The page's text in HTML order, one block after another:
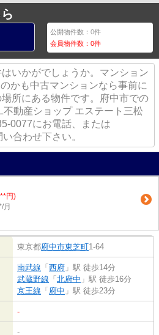
公開物件数：0件
会員物件数：0件
いかがでしょうか。マンション
かも中古マンションなら事前に
所にある物件です。府中市での
動産ショップ エステート三松
0077にお電話、または
合わせ下さい。
円)
月
東京都府中市東芝町1-64
南武線 「 西府 」駅 徒歩14分
武蔵野線 「 北府中 」駅 徒歩16分
京王線 「 府中 」駅 徒歩23分
-
-